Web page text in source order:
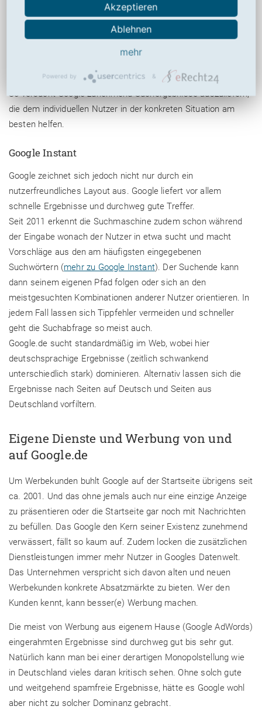
Mail, Maps oder Youtube, Googles Nutzer sind längst keine
anonymen Menschen mehr, sondern wohlbekannte User mit
eigenen Nutzerkonnten geworden (Personalisierung).
Sozusagen iGoogle 2.0. Wie dem auch sei, ob mit oder ohne
nun unter einem Icon in der rechten oberen Ecke.
So versucht Google zunehmend Suchergebnisse auszuliefern,
die dem individuellen Nutzer in der konkreten Situation am
besten helfen.
Google Instant
Google zeichnet sich jedoch nicht nur durch ein
nutzerfreundliches Layout aus. Google liefert vor allem
schnelle Ergebnisse und durchweg gute Treffer.
Seit 2011 erkennt die Suchmaschine zudem schon während
der Eingabe wonach der Nutzer in etwa sucht und macht
Vorschläge aus den am häufigsten eingegebenen
Suchwörtern (mehr zu Google Instant). Der Suchende kann
dann seinem eigenen Pfad folgen oder sich an den
meistgesuchten Kombinationen anderer Nutzer orientieren. In
jedem Fall lassen sich Tippfehler vermeiden und schneller
geht die Suchabfrage so meist auch.
Google.de sucht standardmäßig im Web, wobei hier
deutschsprachige Ergebnisse (zeitlich schwankend
unterschiedlich stark) dominieren. Alternativ lassen sich die
Ergebnisse nach Seiten auf Deutsch und Seiten aus
Deutschland vorfiltern.
Eigene Dienste und Werbung von und
auf Google.de
Um Werbekunden buhlt Google auf der Startseite übrigens seit
ca. 2001. Und das ohne jemals auch nur eine einzige Anzeige
zu präsentieren oder die Startseite gar noch mit Nachrichten
zu befüllen. Das Google den Kern seiner Existenz zunehmend
verwässert, fällt so kaum auf. Zudem locken die zusätzlichen
Dienstleistungen immer mehr Nutzer in Googles Datenwelt.
Das Unternehmen verspricht sich davon alten und neuen
Werbekunden konkrete Absatzmärkte zu bieten. Wer den
Kunden kennt, kann besser(e) Werbung machen.
Die meist von Werbung aus eigenem Hause (Google AdWords)
eingerahmten Ergebnisse sind durchweg gut bis sehr gut.
Natürlich kann man bei einer derartigen Monopolstellung wie
in Deutschland vieles daran kritisch sehen. Ohne solch gute
und weitgehend spamfreie Ergebnisse, hätte es Google wohl
aber nicht zu solcher Dominanz gebracht.
Akzeptieren
Ablehnen
mehr
Powered by &